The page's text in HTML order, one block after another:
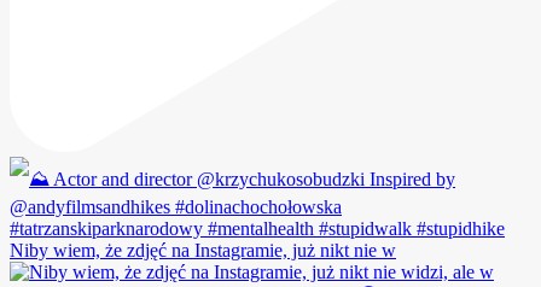
Niby wiem, że zdjęć na Instagramie, już nikt nie w